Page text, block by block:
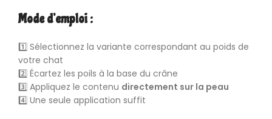
Mode d’emploi :
1️⃣ Sélectionnez la variante correspondant au poids de
votre chat
2️⃣ Écartez les poils à la base du crâne
3️⃣ Appliquez le contenu directement sur la peau
4️⃣ Une seule application suffit